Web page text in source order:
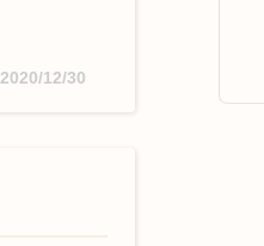
2020/12/30